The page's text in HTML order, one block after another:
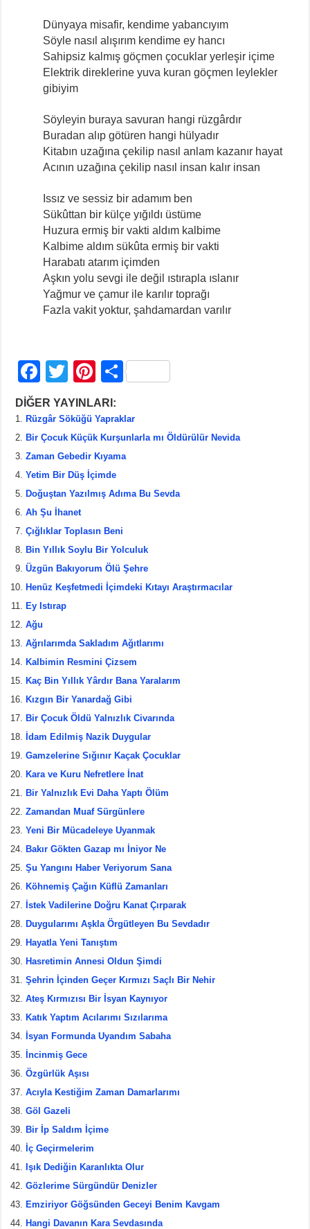
Dünyaya misafir, kendime yabancıyım
Söyle nasıl alışırım kendime ey hancı
Sahipsiz kalmış göçmen çocuklar yerleşir içime
Elektrik direklerine yuva kuran göçmen leylekler
gibiyim
Söyleyin buraya savuran hangi rüzgârdır
Buradan alıp götüren hangi hülyadır
Kitabın uzağına çekilip nasıl anlam kazanır hayat
Acının uzağına çekilip nasıl insan kalır insan
Issız ve sessiz bir adamım ben
Sükûttan bir külçe yığıldı üstüme
Huzura ermiş bir vakti aldım kalbime
Kalbime aldım sükûta ermiş bir vakti
Harabatı atarım içimden
Aşkın yolu sevgi ile değil ıstırapla ıslanır
Yağmur ve çamur ile karılır toprağı
Fazla vakit yoktur, şahdamardan varılır
F
a
c
e
b
o
o
k
T
wi
tt
er
Pi
nt
er
e
st
S
ar
e
DİĞER YAYINLARI:
Rüzgâr Söküğü Yapraklar
Bir Çocuk Küçük Kurşunlarla mı Öldürülür Nevida
Zaman Gebedir Kıyama
Yetim Bir Düş İçimde
Doğuştan Yazılmış Adıma Bu Sevda
Ah Şu İhanet
Çığlıklar Toplasın Beni
Bin Yıllık Soylu Bir Yolculuk
Üzgün Bakıyorum Ölü Şehre
Henüz Keşfetmedi İçimdeki Kıtayı Araştırmacılar
Ey Istırap
Ağu
Ağrılarımda Sakladım Ağıtlarımı
Kalbimin Resmini Çizsem
Kaç Bin Yıllık Yârdır Bana Yaralarım
Kızgın Bir Yanardağ Gibi
Bir Çocuk Öldü Yalnızlık Civarında
İdam Edilmiş Nazik Duygular
Gamzelerine Sığınır Kaçak Çocuklar
Kara ve Kuru Nefretlere İnat
Bir Yalnızlık Evi Daha Yaptı Ölüm
Zamandan Muaf Sürgünlere
Yeni Bir Mücadeleye Uyanmak
Bakır Gökten Gazap mı İniyor Ne
Şu Yangını Haber Veriyorum Sana
Köhnemiş Çağın Küflü Zamanları
İstek Vadilerine Doğru Kanat Çırparak
Duygularımı Aşkla Örgütleyen Bu Sevdadır
Hayatla Yeni Tanıştım
Hasretimin Annesi Oldun Şimdi
Şehrin İçinden Geçer Kırmızı Saçlı Bir Nehir
Ateş Kırmızısı Bir İsyan Kaynıyor
Katık Yaptım Acılarımı Sızılarıma
İsyan Formunda Uyandım Sabaha
İncinmiş Gece
Özgürlük Aşısı
Acıyla Kestiğim Zaman Damarlarımı
Göl Gazeli
Bir İp Saldım İçime
İç Geçirmelerim
Işık Dediğin Karanlıkta Olur
Gözlerime Sürgündür Denizler
Emziriyor Göğsünden Geceyi Benim Kavgam
Hangi Davanın Kara Sevdasında